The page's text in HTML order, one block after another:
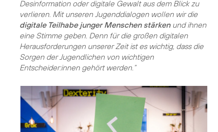
Desinformation oder digitale Gewalt aus dem Blick zu
verlieren. Mit unseren Jugenddialogen wollen wir die
digitale Teilhabe junger Menschen stärkenund ihnen
eine Stimme geben. Denn für die großen digitalen
Herausforderungen unserer Zeit ist es wichtig, dass die
Sorgen der Jugendlichen von wichtigen
Entscheider:innen gehört werden.“